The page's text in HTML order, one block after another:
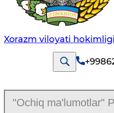
Xorazm vilоyati hоkimligi
"Ochiq ma'lumotlar"